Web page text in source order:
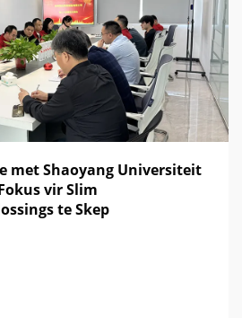
met Shaoyang Universiteit
vir Slim
te Skep